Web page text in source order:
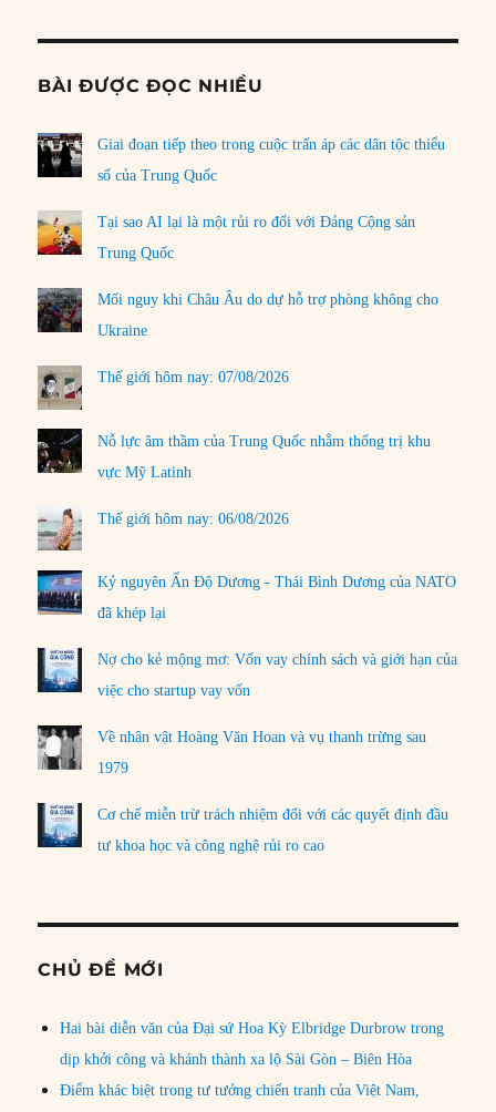
BÀI ĐƯỢC ĐỌC NHIỀU
Giai đoạn tiếp theo trong cuộc trấn áp các dân tộc thiểu
số của Trung Quốc
Tại sao AI lại là một rủi ro đối với Đảng Cộng sản
Trung Quốc
Mối nguy khi Châu Âu do dự hỗ trợ phòng không cho
Ukraine
Thế giới hôm nay: 07/08/2026
Nỗ lực âm thầm của Trung Quốc nhằm thống trị khu
vực Mỹ Latinh
Thế giới hôm nay: 06/08/2026
Kỷ nguyên Ấn Độ Dương - Thái Bình Dương của NATO
đã khép lại
Nợ cho kẻ mộng mơ: Vốn vay chính sách và giới hạn của
việc cho startup vay vốn
Về nhân vật Hoàng Văn Hoan và vụ thanh trừng sau
1979
Cơ chế miễn trừ trách nhiệm đối với các quyết định đầu
tư khoa học và công nghệ rủi ro cao
CHỦ ĐỀ MỚI
Hai bài diễn văn của Đại sứ Hoa Kỳ Elbridge Durbrow trong
dịp khởi công và khánh thành xa lộ Sài Gòn – Biên Hòa
Điểm khác biệt trong tư tưởng chiến tranh của Việt Nam,